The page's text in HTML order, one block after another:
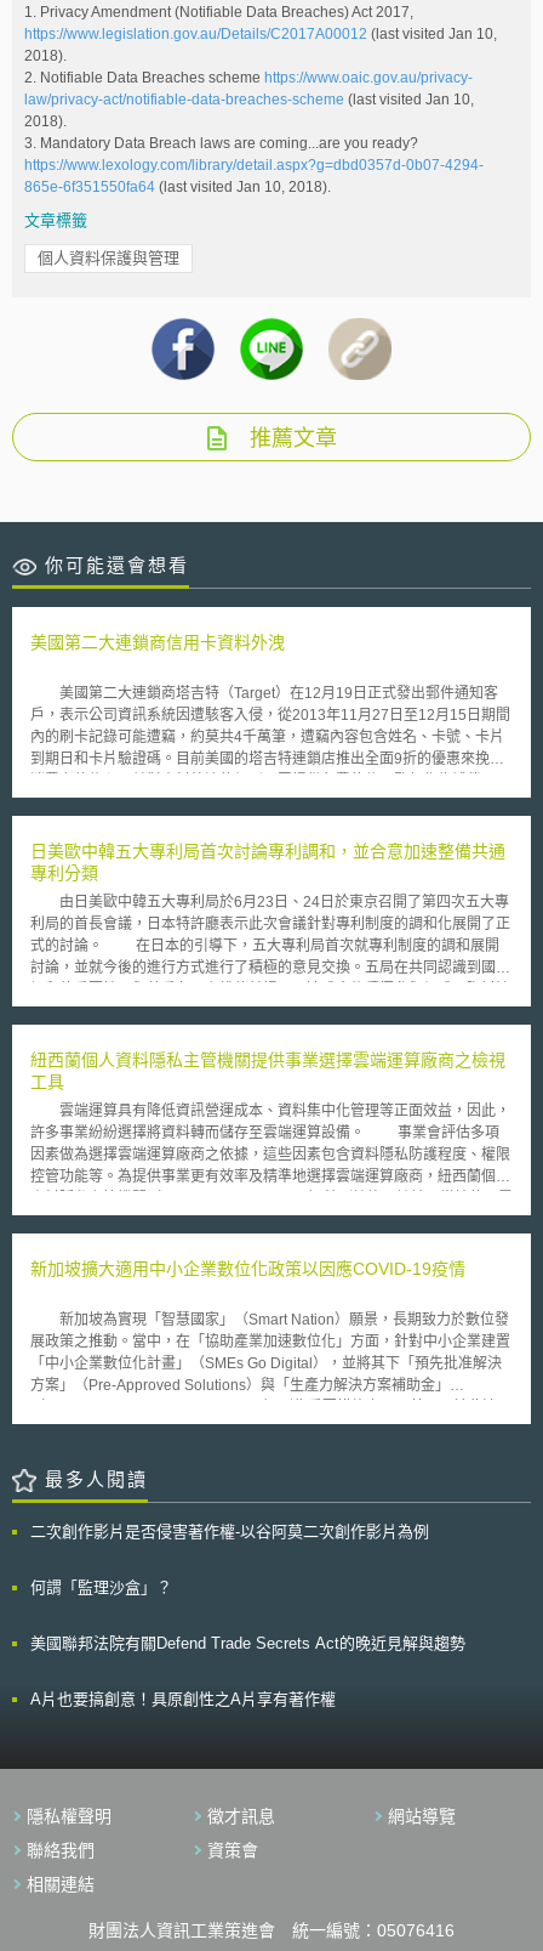
1. Privacy Amendment (Notifiable Data Breaches) Act 2017,
https://www.legislation.gov.au/Details/C2017A00012 (last visited Jan 10,
2018).
2. Notifiable Data Breaches scheme https://www.oaic.gov.au/privacy-
law/privacy-act/notifiable-data-breaches-scheme (last visited Jan 10,
2018).
3. Mandatory Data Breach laws are coming...are you ready?
https://www.lexology.com/library/detail.aspx?g=dbd0357d-0b07-4294-
865e-6f351550fa64 (last visited Jan 10, 2018).
文章標籤
個人資料保護與管理
推薦文章
你可能還會想看
美國第二大連鎖商信用卡資料外洩
美國第二大連鎖商塔吉特（Target）在12月19日正式發出郵件通知客
戶，表示公司資訊系統因遭駭客入侵，從2013年11月27日至12月15日期間
內的刷卡記錄可能遭竊，約莫共4千萬筆，遭竊內容包含姓名、卡號、卡片
到期日和卡片驗證碼。目前美國的塔吉特連鎖店推出全面9折的優惠來挽回
每當資安事件發生時，所有防毒軟體公司及資安管理服務都會跳出來大
事件，此番事後諸葛的批判方式顯然不再行得通。 塔吉特的資訊系統
先前接受過檢驗，完全符合「支付卡產業資料安全標準（PCI DSS）」，有
業功能的機器）植入惡意軟體，比較可能是從授權與結算的交換系統竊取資
料。 塔吉特的信用卡資料外洩事件，引發了一連串的訴訟案件及犯罪
調查，目前加州提起了兩件團體訴訟、奧勒岡州一件，損害賠償額估計高於
5百萬美元；另外，目前至少有四州的州檢察長（Attorney General）展開
出去的數百萬筆信用卡和簽帳卡資料已經開始在黑市中販售每筆價格20至
100美元不等。
日美歐中韓五大專利局首次討論專利調和，並合意加速整備共通
專利分類
由日美歐中韓五大專利局於6月23日、24日於東京召開了第四次五大專
利局的首長會議，日本特許廳表示此次會議針對專利制度的調和化展開了正
式的討論。 在日本的引導下，五大專利局首次就專利制度的調和展開
討論，並就今後的進行方式進行了積極的意見交換。五局在共同認識到國際
的共識。此外，彼此亦達成共識將在五局架構下儘早實施各國專利制度與審
與歐洲專利局的專利分類為基礎，加速完備在五局彼此間的共通專利分類。
對於日本企業來說，此舉將使全球的專利文獻檢索將變得更為迅速、更加全
將能更迅速因應來自中韓的專利訴訟風險。 最後，美國6月23日亦於下
議院通過了專利改革法案，就專利取得要件從原來的先發明主義改採為與國
際趨勢一致的先申請主義，亦屬於這一波國際專利制度的調和趨勢，我國實
有及時因應、適時參與的必要。
紐西蘭個人資料隱私主管機關提供事業選擇雲端運算廠商之檢視
工具
雲端運算具有降低資訊營運成本、資料集中化管理等正面效益，因此，
許多事業紛紛選擇將資料轉而儲存至雲端運算設備。 事業會評估多項
因素做為選擇雲端運算廠商之依據，這些因素包含資料隱私防護程度、權限
控管功能等。為提供事業更有效率及精準地選擇雲端運算廠商，紐西蘭個人
端運算的企業及政府單位，彙整其所提供之經驗與意見後，撰寫檢視雲端運
存於雲端運算或其他委外設備儀器資料之隱私及安全性，另還發展出10項檢
運算供應商與類型；（2）確認所上傳至雲端運算之資料對於當事人隱私之
重要程度；（3）確認事業所需承擔之所有責任；（4）資料傳輸過程與儲存
位址之安全維護措施；（5）確認雲端運算供應商條件是否符合資格；（6）
確認與雲端運算供應商所簽合約之涵蓋範圍及條件保障；（7）對資料提供
供方式。 紐西蘭個人資料隱私主管機關相信，事業必須確保傳輸至雲
端運算資料之隱私及安全能受到一定程度之保護，才能避免其商譽及信譽受
到損害。
新加坡擴大適用中小企業數位化政策以因應COVID-19疫情
新加坡為實現「智慧國家」（Smart Nation）願景，長期致力於數位發
展政策之推動。當中，在「協助產業加速數位化」方面，針對中小企業建置
「中小企業數位化計畫」（SMEs Go Digital），並將其下「預先批准解決
方案」（Pre-Approved Solutions）與「生產力解決方案補助金」
COVID-19疫情下，新加坡再度強化該等制度之運用，藉此加速中小企業數
金」，係指中小企業得透過企業科技庫（Tech Depot）網頁，了解中小企業
數位化計畫下有哪些經過資通訊媒體發展管理局（Infocomm Media
商報價後，向新加坡企業發展局（Enterprise Singapore, ESG）申請「生
解決方案包含「銷售與庫存管理」、「會計與文件管理」、「顧客關係管
COVID-19疫情發生後，除原有數位解決方案外，IMDA再預先批准下列內
水平提升至80％，協助中小企業因應疫情並維持業務連續性： 遠距上班─線
上協作工具（Online collaboration tools） 遠距上班─虛擬會議和電話工具
地進行調整，以減緩疫情造成的產業衝擊，甚至加速中小企業數位發展之進
程；另一方面，藉由COVID-19的特性，協助中小企業導入遠距上班與訪客
中小企業開啟新的可能。
最多人閱讀
二次創作影片是否侵害著作權-以谷阿莫二次創作影片為例
何謂「監理沙盒」？
美國聯邦法院有關Defend Trade Secrets Act的晚近見解與趨勢
A片也要搞創意！具原創性之A片享有著作權
隱私權聲明 徵才訊息
網站導覽
聯絡我們
資策會
相關連結
財團法人資訊工業策進會 統一編號：05076416